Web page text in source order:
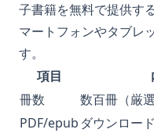
子書籍を無料で提供す
マートフォンやタブレ
す。
項目
冊数
数百冊（厳
PDF/epub ダウンロー